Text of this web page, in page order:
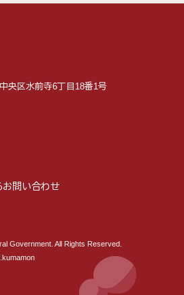
央区水前寺6丁目18番1号
お問い合わせ
Government. All Rights Reserved.